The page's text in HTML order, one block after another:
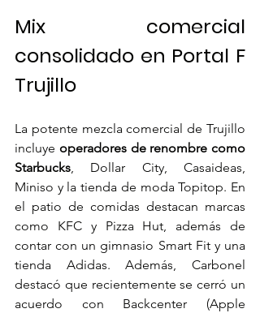
Mix comercial
consolidado en Portal F
Trujillo
La potente mezcla comercial de Trujillo
incluye operadores de renombre como
Starbucks, Dollar City, Casaideas,
Miniso y la tienda de moda Topitop. En
el patio de comidas destacan marcas
como KFC y Pizza Hut, además de
contar con un gimnasio Smart Fit y una
tienda Adidas. Además, Carbonel
destacó que recientemente se cerró un
acuerdo con Backcenter (Apple